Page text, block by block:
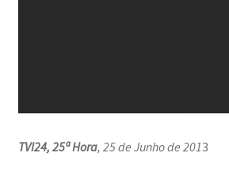
TVI24, 25ª Hora, 25 de Junho de 2013